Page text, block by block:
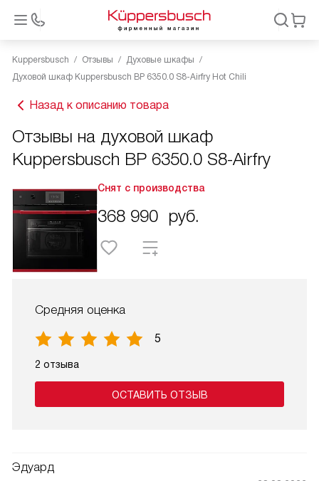
Kuppersbusch Отзывы
Духовые шкафы
Духовой шкаф Kuppersbusch BP 6350.0 S8-Airfry Hot Chili
Назад к описанию товара
Отзывы на духовой шкаф
Kuppersbusch BP 6350.0 S8-Airfry
Снят с производства
368 990 руб.
Средняя оценка
5
2 отзыва
ОСТАВИТЬ ОТЗЫВ
Эдуард